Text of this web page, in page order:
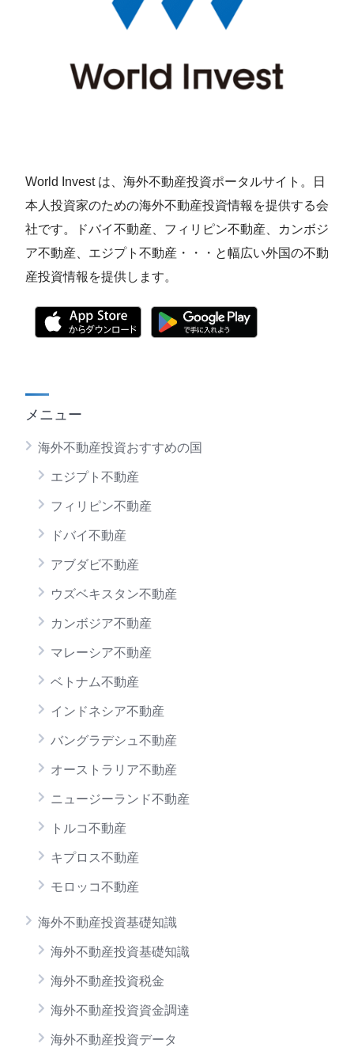
World Invest は、海外不動産投資ポータルサイト。日
本人投資家のための海外不動産投資情報を提供する会
社です。ドバイ不動産、フィリピン不動産、カンボジ
ア不動産、エジプト不動産・・・と幅広い外国の不動
産投資情報を提供します。
メニュー
海外不動産投資おすすめの国
エジプト不動産
フィリピン不動産
ドバイ不動産
アブダビ不動産
ウズベキスタン不動産
カンボジア不動産
マレーシア不動産
ベトナム不動産
インドネシア不動産
バングラデシュ不動産
オーストラリア不動産
ニュージーランド不動産
トルコ不動産
キプロス不動産
モロッコ不動産
海外不動産投資基礎知識
海外不動産投資基礎知識
海外不動産投資税金
海外不動産投資資金調達
海外不動産投資データ